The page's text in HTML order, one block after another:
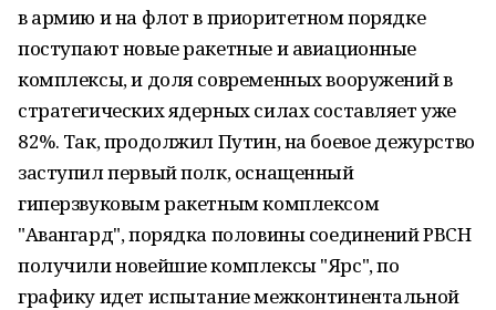
в армию и на флот в приоритетном порядке
поступают новые ракетные и авиационные
комплексы, и доля современных вооружений в
стратегических ядерных силах составляет уже
82%. Так, продолжил Путин, на боевое дежурство
заступил первый полк, оснащенный
гиперзвуковым ракетным комплексом
"Авангард", порядка половины соединений РВСН
получили новейшие комплексы "Ярс", по
графику идет испытание межконтинентальной